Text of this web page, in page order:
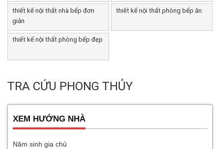
thiết kế nội thất nhà bếp đơn
giản
thiết kế nội thất phòng bếp ăn
thiết kế nội thất phòng bếp đẹp
TRA CỨU PHONG THỦY
XEM HƯỚNG NHÀ
Năm sinh gia chủ